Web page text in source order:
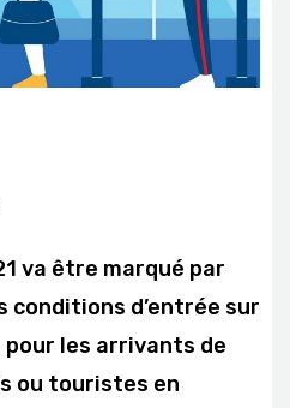
va être marqué par
conditions d’entrée sur
les arrivants de
ou touristes en